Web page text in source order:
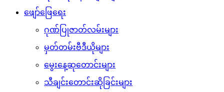
ဖျော်ဖြေရေး
ဂုဏ်ပြုဇာတ်လမ်းများ
မှတ်တမ်းဗီဒီယိုများ
မွေးနေ့ဆုတောင်းများ
သီချင်းတောင်းဆိုခြင်းများ